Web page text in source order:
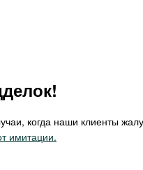
когда наши клиенты
имитации.